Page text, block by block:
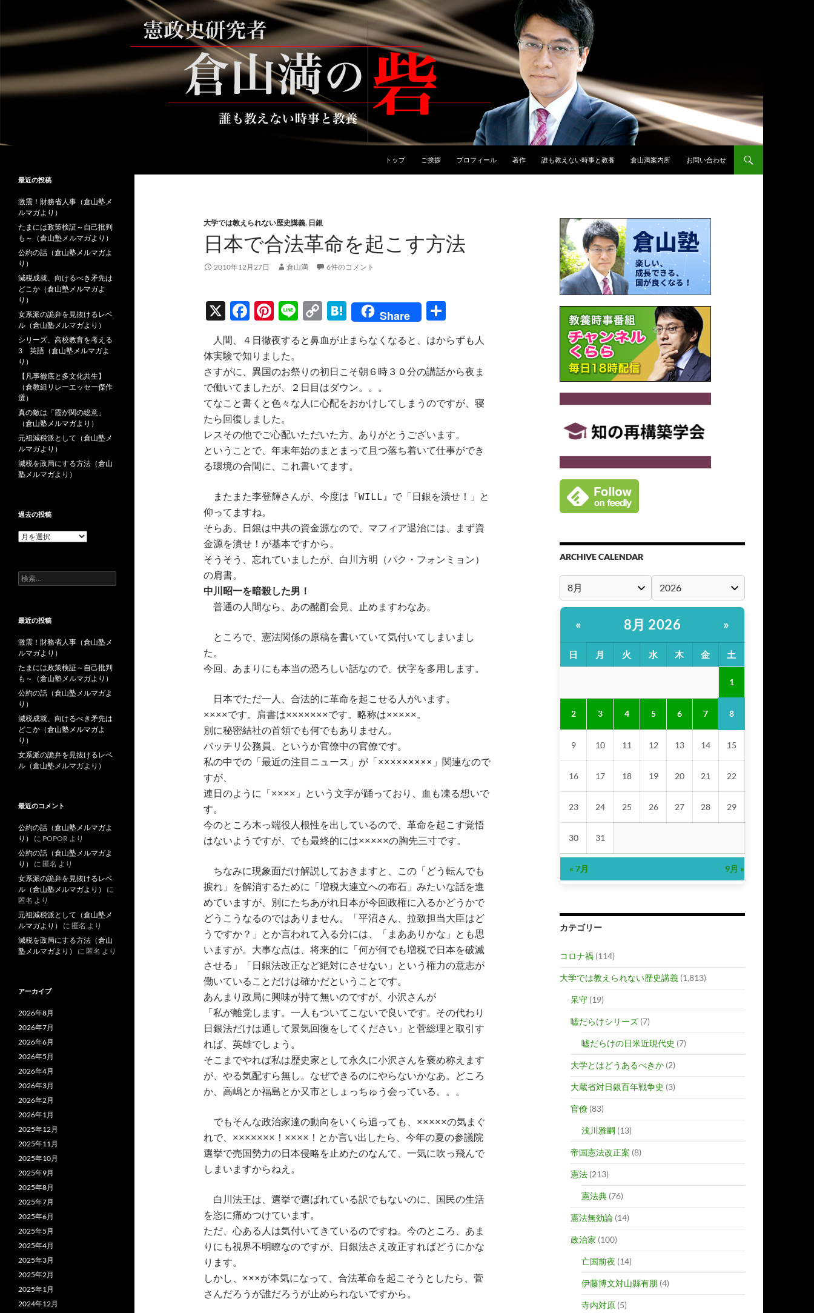
テ
ン
へ
ス
トップ ご挨拶 プロフィール 著作 誰も教えない時事と教養 倉山満案内所 お問い合わせ
大学では教えられない歴史講義, 日銀
日本で合法革命を起こす方法
2010年12月27日 倉山満 6件のコメント
X
F
ac
e
b
o
o
k
Pi
nt
er
es
t
Li
n
e
C
o
p
y
Li
n
k
H
at
e
n
a
Share
有
人間、４日徹夜すると鼻血が止まらなくなると、はからずも人
体実験で知りました。
さすがに、異国のお祭りの初日こそ朝６時３０分の講話から夜ま
で働いてましたが、２日目はダウン。。。
てなこと書くと色々な人に心配をおかけしてしまうのですが、寝
たら回復しました。
レスその他でご心配いただいた方、ありがとうございます。
ということで、年末年始のまとまって且つ落ち着いて仕事ができ
る環境の合間に、これ書いてます。
またまた李登輝さんが、今度は『WILL』で「日銀を潰せ！」と
仰ってますね。
そらあ、日銀は中共の資金源なので、マフィア退治には、まず資
金源を潰せ！が基本ですから。
そうそう、忘れていましたが、白川方明（パク・フォンミョン）
の肩書。
中川昭一を暗殺した男！
普通の人間なら、あの酩酊会見、止めますわなあ。
ところで、憲法関係の原稿を書いていて気付いてしまいまし
た。
今回、あまりにも本当の恐ろしい話なので、伏字を多用します。
日本でただ一人、合法的に革命を起こせる人がいます。
××××です。肩書は×××××××です。略称は×××××。
別に秘密結社の首領でも何でもありません。
バッチリ公務員、というか官僚中の官僚です。
私の中での「最近の注目ニュース」が「×××××××××」関連なので
すが、
連日のように「××××」という文字が踊っており、血も凍る想いで
す。
今のところ木っ端役人根性を出しているので、革命を起こす覚悟
はないようですが、でも最終的には×××××の胸先三寸です。
ちなみに現象面だけ解説しておきますと、この「どう転んでも
捩れ」を解消するために「増税大連立への布石」みたいな話を進
めていますが、別にたちあがれ日本が今回政権に入るかどうかで
どうこうなるのではありません。「平沼さん、拉致担当大臣はど
うですか？」とか言われて入る分には、「まあありかな」とも思
いますが。大事な点は、将来的に「何が何でも増税で日本を破滅
させる」「日銀法改正など絶対にさせない」という権力の意志が
働いていることだけは確かだということです。
あんまり政局に興味が持て無いのですが、 小沢さんが
「私が離党します。一人もついてこないで良いです。その代わり
日銀法だけは通して景気回復をしてください」と菅総理と取引す
れば、英雄でしょう。
そこまでやれば私は歴史家として永久に小沢さんを褒め称えます
が、やる気配すら無し。なぜできるのにやらないかなあ。どころ
か、高嶋とか福島とか又市としょっちゅう会っている。。。
でもそんな政治家達の動向をいくら追っても、×××××の気まぐ
れで、×××××××！××××！とか言い出したら、今年の夏の参議院
選挙で売国勢力の日本侵略を止めたのなんて、一気に吹っ飛んで
しまいますからねえ。
白川法王は、選挙で選ばれている訳でもないのに、国民の生活
を恣に痛めつけています。
ただ、心ある人は気付いてきているのですね。今のところ、あま
りにも視界不明瞭なのですが、日銀法さえ改正すればどうにかな
ります。
しかし、×××が本気になって、合法革命を起こそうとしたら、菅
さんだろうが誰だろうが止められないですから。
ARCHIVE CALENDAR
« 8月 2026 »
日 月 火 水 木 金 土
1
2 3 4 5 6 7 8
9 10 11 12 13 14 15
16 17 18 19 20 21 22
23 24 25 26 27 28 29
30 31
« 7月 9月 »
カテゴリー
コロナ禍 (114)
大学では教えられない歴史講義 (1,813)
呆守 (19)
嘘だらけシリーズ (7)
嘘だらけの日米近現代史 (7)
大学とはどうあるべきか (2)
大蔵省対日銀百年戦争史 (3)
官僚 (83)
浅川雅嗣 (13)
帝国憲法改正案 (8)
憲法 (213)
憲法典 (76)
憲法無効論 (14)
政治家 (100)
亡国前夜 (14)
伊藤博文対山縣有朋 (4)
寺内対原 (5)
倉山満の砦～誰も教えない時事と教
最近の投稿
激震！財務省人事（倉山塾メ
ルマガより）
たまには政策検証～自己批判
も～（倉山塾メルマガより）
公約の話（倉山塾メルマガよ
り）
減税成就、向けるべき矛先は
どこか（倉山塾メルマガよ
り）
女系派の詭弁を見抜けるレベ
ル（倉山塾メルマガより）
シリーズ、高校教育を考える
3 英語（倉山塾メルマガよ
り）
【凡事徹底と多文化共生】
（倉教組リレーエッセー傑作
選）
真の敵は「霞が関の総意」
（倉山塾メルマガより）
元祖減税派として（倉山塾メ
ルマガより）
減税を政局にする方法（倉山
塾メルマガより）
過去の投稿
過
稿
検
索:
最近の投稿
激震！財務省人事（倉山塾メ
ルマガより）
たまには政策検証～自己批判
も～（倉山塾メルマガより）
公約の話（倉山塾メルマガよ
り）
減税成就、向けるべき矛先は
どこか（倉山塾メルマガよ
り）
女系派の詭弁を見抜けるレベ
ル（倉山塾メルマガより）
最近のコメント
公約の話（倉山塾メルマガよ
り）
に POPOR より
公約の話（倉山塾メルマガよ
り）
に 匿名 より
女系派の詭弁を見抜けるレベ
ル（倉山塾メルマガより）
に
匿名 より
元祖減税派として（倉山塾メ
ルマガより）
に 匿名 より
減税を政局にする方法（倉山
塾メルマガより）
に 匿名 より
アーカイブ
2026年8月
2026年7月
2026年6月
2026年5月
2026年4月
2026年3月
2026年2月
2026年1月
2025年12月
2025年11月
2025年10月
2025年9月
2025年8月
2025年7月
2025年6月
2025年5月
2025年4月
2025年3月
2025年2月
2025年1月
2024年12月